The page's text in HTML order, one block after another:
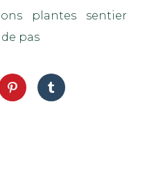
plantes
sentier
pas
Click
to
share
Click
to
share